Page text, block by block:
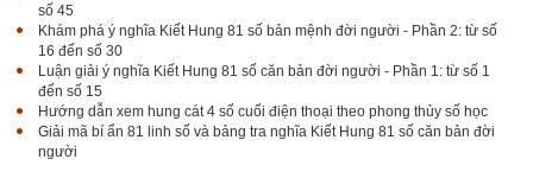
số 45
Khám phá ý nghĩa Kiết Hung 81 số bản mệnh đời người - Phần 2: từ số
16 đến số 30
Luận giải ý nghĩa Kiết Hung 81 số căn bản đời người - Phần 1: từ số 1
đến số 15
Hướng dẫn xem hung cát 4 số cuối điện thoại theo phong thủy số học
Giải mã bí ẩn 81 linh số và bảng tra nghĩa Kiết Hung 81 số căn bản đời
người